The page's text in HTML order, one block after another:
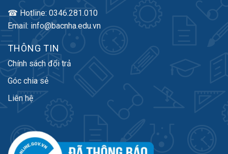
☎ Hotline: 0346.281.010
Email: info@bacnha.edu.vn
THÔNG TIN
Chính sách đổi trả
Góc chia sẻ
Liên hệ